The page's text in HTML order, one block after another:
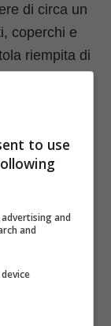
ad
fate cuocere
non si
to use
and
and